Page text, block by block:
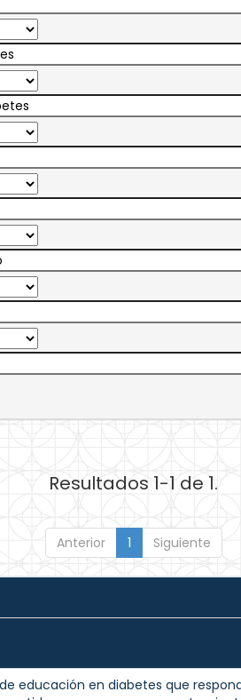
Resultados 1-1 de 1.
Anterior 1 Siguiente
educación en diabetes que